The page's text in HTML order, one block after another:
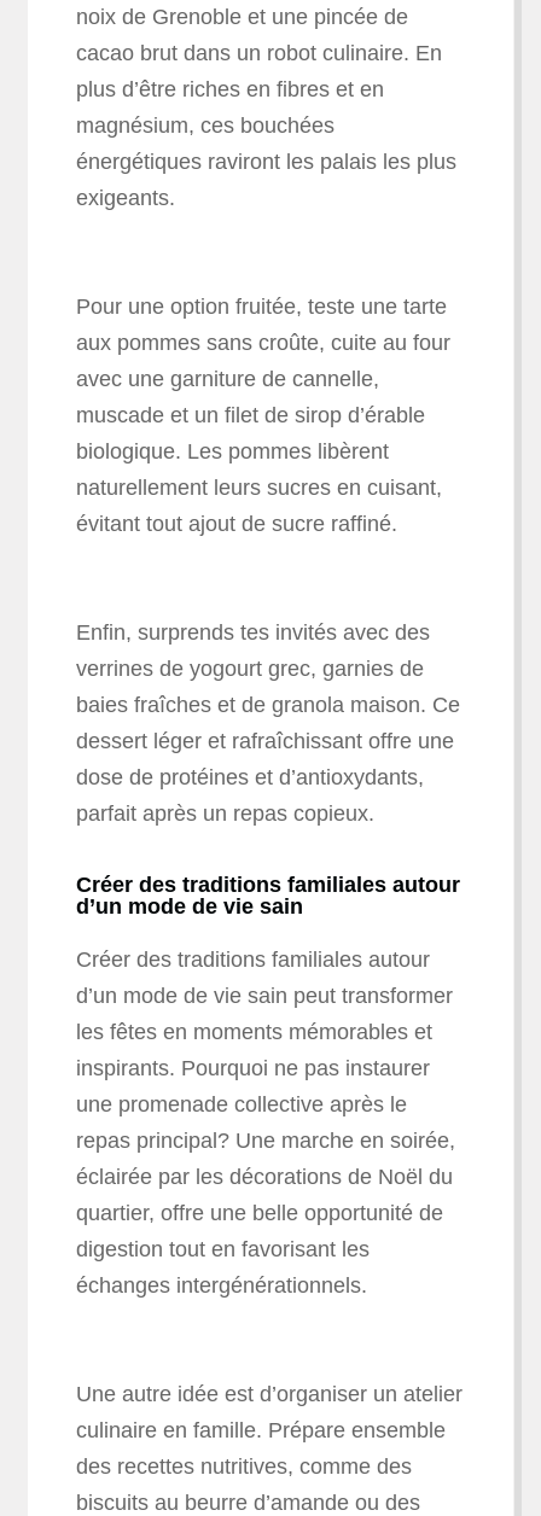
noix de Grenoble et une pincée de
cacao brut dans un robot culinaire. En
plus d’être riches en fibres et en
magnésium, ces bouchées
énergétiques raviront les palais les plus
exigeants.
Pour une option fruitée, teste une tarte
aux pommes sans croûte, cuite au four
avec une garniture de cannelle,
muscade et un filet de sirop d’érable
biologique. Les pommes libèrent
naturellement leurs sucres en cuisant,
évitant tout ajout de sucre raffiné.
Enfin, surprends tes invités avec des
verrines de yogourt grec, garnies de
baies fraîches et de granola maison. Ce
dessert léger et rafraîchissant offre une
dose de protéines et d’antioxydants,
parfait après un repas copieux.
Créer des traditions familiales autour
d’un mode de vie sain
Créer des traditions familiales autour
d’un mode de vie sain peut transformer
les fêtes en moments mémorables et
inspirants. Pourquoi ne pas instaurer
une promenade collective après le
repas principal? Une marche en soirée,
éclairée par les décorations de Noël du
quartier, offre une belle opportunité de
digestion tout en favorisant les
échanges intergénérationnels.
Une autre idée est d’organiser un atelier
culinaire en famille. Prépare ensemble
des recettes nutritives, comme des
biscuits au beurre d’amande ou des